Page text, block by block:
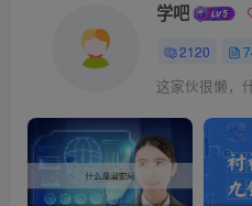
学吧
2120
这家伙很懒，